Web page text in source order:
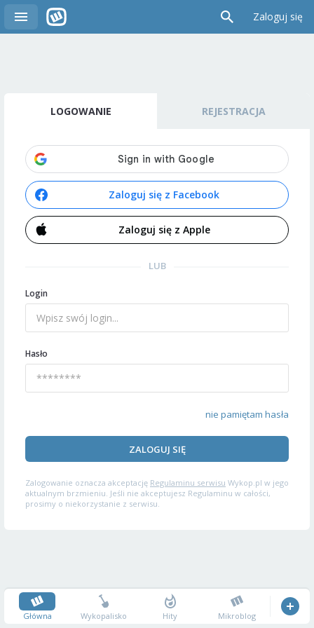
Zaloguj się
LOGOWANIE REJESTRACJA
Zaloguj się z Facebook
Zaloguj się z Apple
LUB
Login
Hasło
nie pamiętam hasła
ZALOGUJ SIĘ
Zalogowanie oznacza akceptację Regulaminu serwisu Wykop.pl w jego
aktualnym brzmieniu. Jeśli nie akceptujesz Regulaminu w całości,
prosimy o niekorzystanie z serwisu.
Główna Wykopalisko Hity Mikroblog